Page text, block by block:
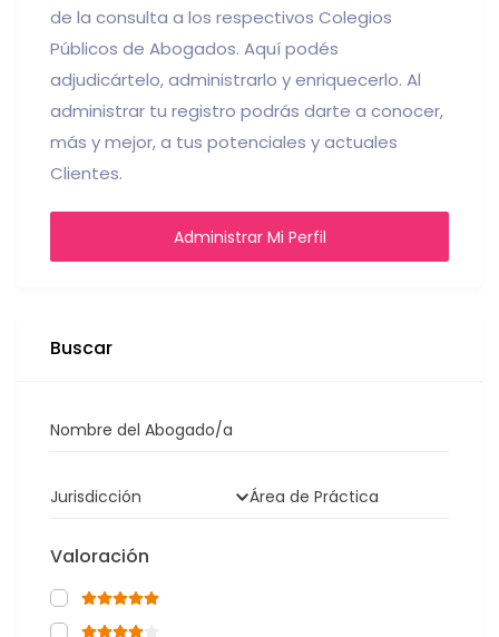
de la consulta a los respectivos Colegios
Públicos de Abogados. Aquí podés
adjudicártelo, administrarlo y enriquecerlo. Al
administrar tu registro podrás darte a conocer,
más y mejor, a tus potenciales y actuales
Clientes.
Administrar Mi Perfil
Buscar
Nombre del Abogado/a
Jurisdicción Área de Práctica
Valoración